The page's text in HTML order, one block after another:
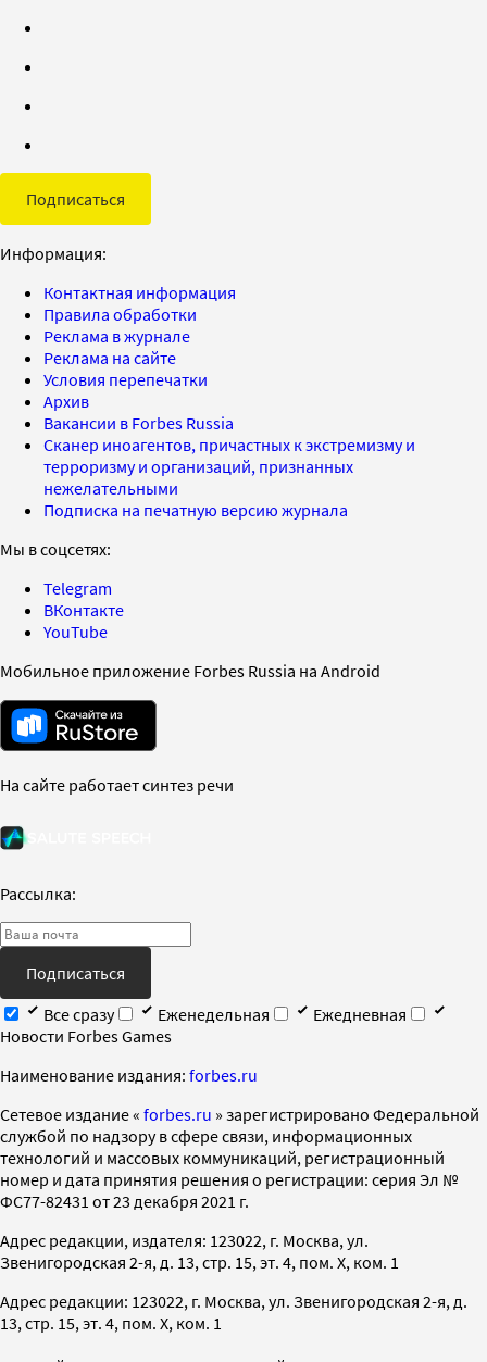
Подписаться
Информация:
Контактная информация
Правила обработки
Реклама в журнале
Реклама на сайте
Условия перепечатки
Архив
Вакансии в Forbes Russia
Сканер иноагентов, причастных к экстремизму и
терроризму и организаций, признанных
нежелательными
Подписка на печатную версию журнала
Мы в соцсетях:
Telegram
ВКонтакте
YouTube
Мобильное приложение Forbes Russia на Android
На сайте работает синтез речи
Рассылка:
Подписаться
Все сразу
Еженедельная
Ежедневная
Новости Forbes Games
Наименование издания: forbes.ru
Cетевое издание « forbes.ru » зарегистрировано Федеральной
службой по надзору в сфере связи, информационных
технологий и массовых коммуникаций, регистрационный
номер и дата принятия решения о регистрации: серия Эл №
ФС77-82431 от 23 декабря 2021 г.
Адрес редакции, издателя: 123022, г. Москва, ул.
Звенигородская 2-я, д. 13, стр. 15, эт. 4, пом. X, ком. 1
Адрес редакции: 123022, г. Москва, ул. Звенигородская 2-я, д.
13, стр. 15, эт. 4, пом. X, ком. 1